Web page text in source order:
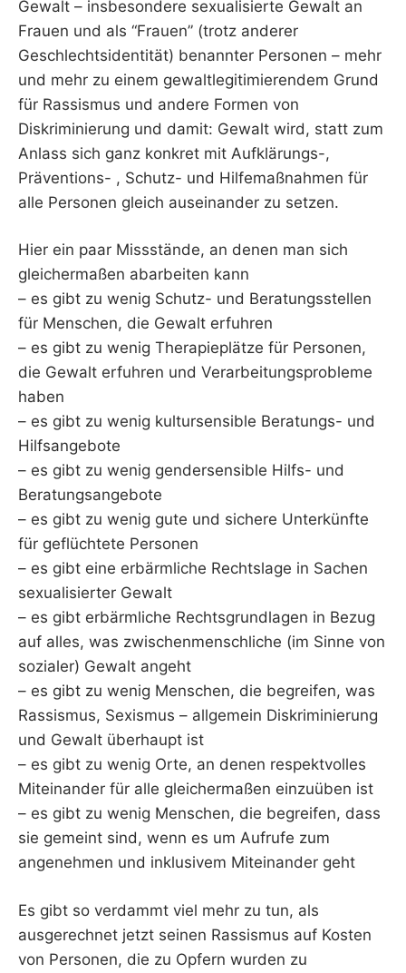
Gewalt – insbesondere sexualisierte Gewalt an
Frauen und als “Frauen” (trotz anderer
Geschlechtsidentität) benannter Personen – mehr
und mehr zu einem gewaltlegitimierendem Grund
für Rassismus und andere Formen von
Diskriminierung und damit: Gewalt wird, statt zum
Anlass sich ganz konkret mit Aufklärungs-,
Präventions- , Schutz- und Hilfemaßnahmen für
alle Personen gleich auseinander zu setzen.
Hier ein paar Missstände, an denen man sich
gleichermaßen abarbeiten kann
– es gibt zu wenig Schutz- und Beratungsstellen
für Menschen, die Gewalt erfuhren
– es gibt zu wenig Therapieplätze für Personen,
die Gewalt erfuhren und Verarbeitungsprobleme
haben
– es gibt zu wenig kultursensible Beratungs- und
Hilfsangebote
– es gibt zu wenig gendersensible Hilfs- und
Beratungsangebote
– es gibt zu wenig gute und sichere Unterkünfte
für geflüchtete Personen
– es gibt eine erbärmliche Rechtslage in Sachen
sexualisierter Gewalt
– es gibt erbärmliche Rechtsgrundlagen in Bezug
auf alles, was zwischenmenschliche (im Sinne von
sozialer) Gewalt angeht
– es gibt zu wenig Menschen, die begreifen, was
Rassismus, Sexismus – allgemein Diskriminierung
und Gewalt überhaupt ist
– es gibt zu wenig Orte, an denen respektvolles
Miteinander für alle gleichermaßen einzuüben ist
– es gibt zu wenig Menschen, die begreifen, dass
sie gemeint sind, wenn es um Aufrufe zum
angenehmen und inklusivem Miteinander geht
Es gibt so verdammt viel mehr zu tun, als
ausgerechnet jetzt seinen Rassismus auf Kosten
von Personen, die zu Opfern wurden zu